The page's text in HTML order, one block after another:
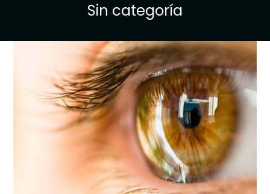
Sin categoría